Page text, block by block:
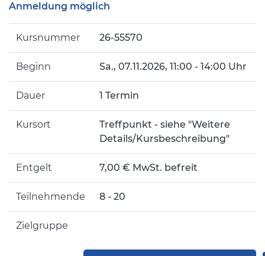
Anmeldung möglich
Kursnummer 26-55570
Beginn Sa., 07.11.2026, 11:00 - 14:00 Uhr
Dauer 1 Termin
Kursort
Treffpunkt - siehe "Weitere
Details/Kursbeschreibung"
Entgelt 7,00 € MwSt. befreit
Teilnehmende 8 - 20
Zielgruppe